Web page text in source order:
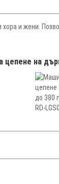
и жени.
цепене на